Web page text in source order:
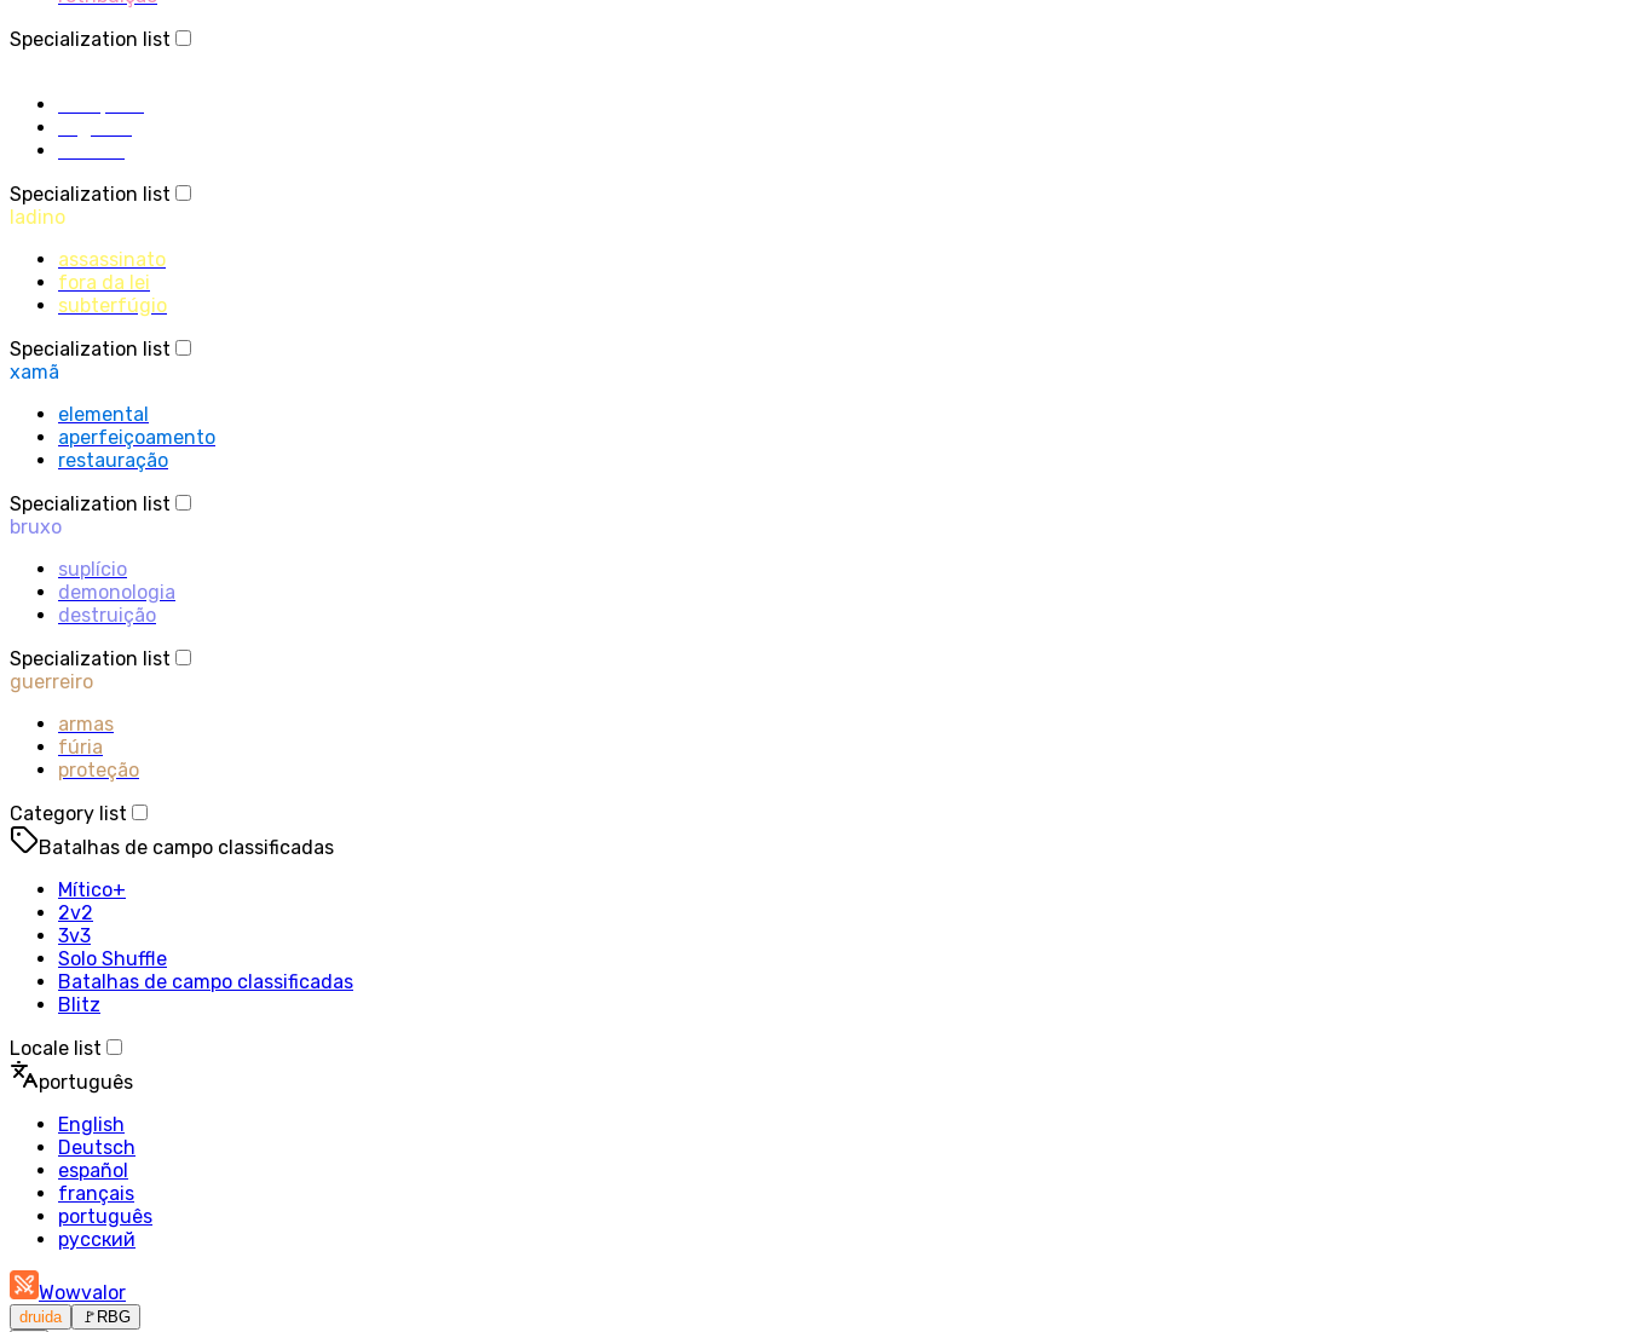
Specialization list
Specialization list
ladino
assassinato
fora da lei
subterfúgio
Specialization list
xamã
elemental
aperfeiçoamento
restauração
Specialization list
bruxo
suplício
demonologia
destruição
Specialization list
guerreiro
armas
fúria
proteção
Category list
Batalhas de campo classificadas
Mítico+
2v2
3v3
Solo Shuffle
Batalhas de campo classificadas
Blitz
Locale list
português
English
Deutsch
español
français
português
русский
Wowvalor
druida 🚩 RBG